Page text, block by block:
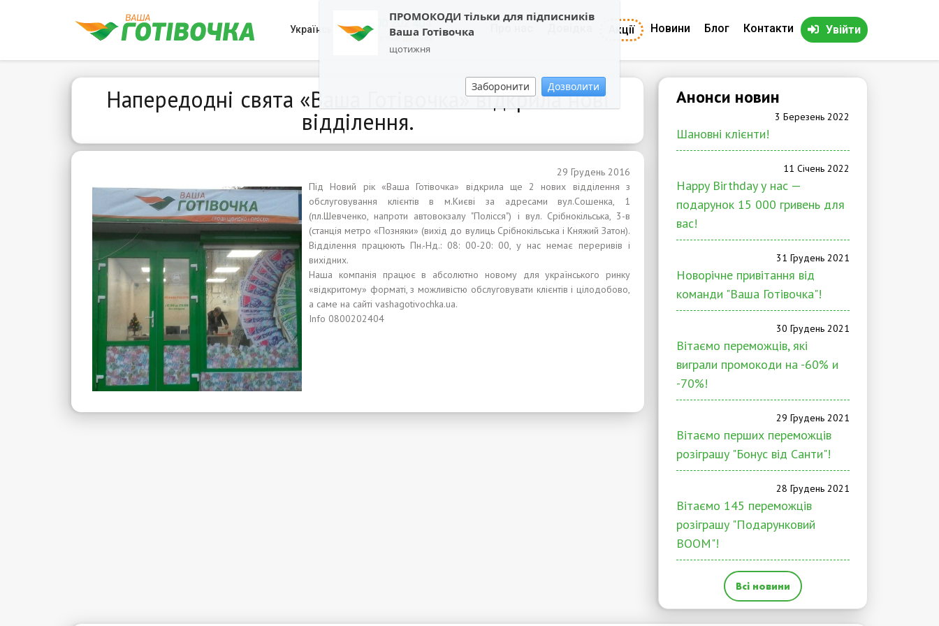
ПРОМОКОДИ тільки для підписників
Ваша Готівочка
щотижня
Заборонити Дозволити
Українська 0800 202 404
Зворотній дзвінок
Акції Новини Блог Контакти Увійти
Напередодні свята «Ваша Готівочка» відкрила нові
відділення.
29 Грудень 2016
Під Новий рік «Ваша Готівочка» відкрила ще 2 нових відділення з
обслуговування клієнтів в м.Києві за адресами вул.Сошенка, 1
(пл.Шевченко, напроти автовокзалу "Полісся") і вул. Срібнокільська, 3-в
(станція метро «Позняки» (вихід до вулиць Срібнокільська і Княжий Затон).
Відділення працюють Пн.-Нд.: 08: 00-20: 00, у нас немає переривів і
вихідних.
Наша компанія працює в абсолютно новому для українського ринку
«відкритому» форматі, з можливістю обслуговувати клієнтів і цілодобово,
а саме на сайті vashagotivochka.ua.
Info 0800202404
Анонси новин
3 Березень 2022
Шановні клієнти!
11 Січень 2022
Happy Birthday у нас —
подарунок 15 000 гривень для
вас!
31 Грудень 2021
Новорічне привітання від
команди "Ваша Готівочка"!
30 Грудень 2021
Вітаємо переможців, які
виграли промокоди на -60% и
-70%!
29 Грудень 2021
Вітаємо перших переможців
розіграшу "Бонус від Санти"!
28 Грудень 2021
Вітаємо 145 переможців
розіграшу "Подарунковий
BOOM"!
Всі новини